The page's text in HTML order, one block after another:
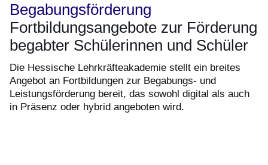
Begabungsförderung
Fortbildungsangebote zur Förderung
begabter Schülerinnen und Schüler
Die Hessische Lehrkräfteakademie stellt ein breites
Angebot an Fortbildungen zur Begabungs- und
Leistungsförderung bereit, das sowohl digital als auch
in Präsenz oder hybrid angeboten wird.